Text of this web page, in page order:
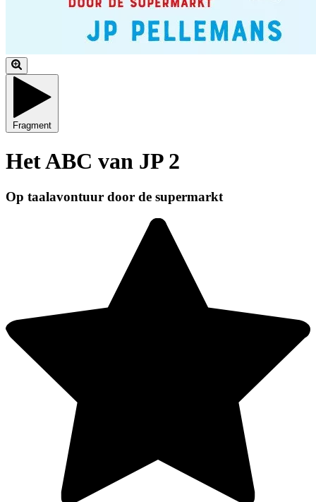
Fragment
Het ABC van JP 2
Op taalavontuur door de supermarkt